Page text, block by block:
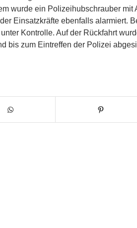
wurde ein Polizeihubschrauber mit
Einsatzkräfte ebenfalls alarmiert.
Kontrolle. Auf der Rückfahrt
bis zum Eintreffen der Polizei